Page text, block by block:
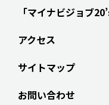
「マイナビジョブ
アクセス
サイトマップ
お問い合わせ